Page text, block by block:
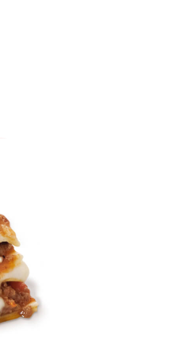
Unser Klima-
Service